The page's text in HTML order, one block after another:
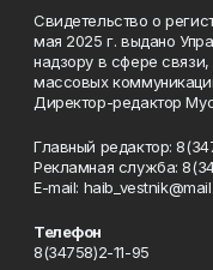
Свидетельство о
мая 2025 г. выдано
надзору в сфере
массовых
Директор-редактор
Главный редактор:
Рекламная служба:
Е-mаil:
Телефон
8(34758)2-11-95